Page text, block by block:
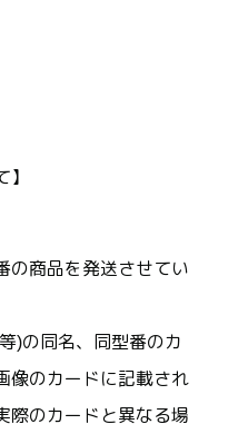
の商品を発送させてい
)の同名、同型番のカ
像のカードに記載され
際のカードと異なる場